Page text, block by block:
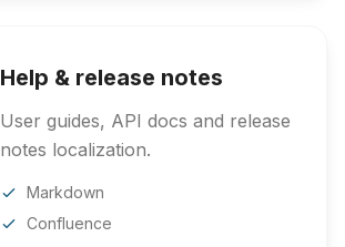
Help & release notes
User guides, API docs and release
notes localization.
Markdown
Confluence